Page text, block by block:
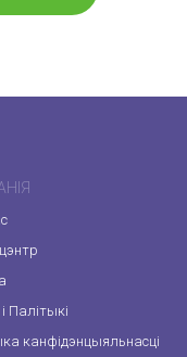
Палітыкі
канфідэнцыяльнасці